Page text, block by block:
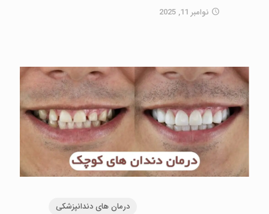
نوامبر 11, 2025
درمان های دندانپزشکی